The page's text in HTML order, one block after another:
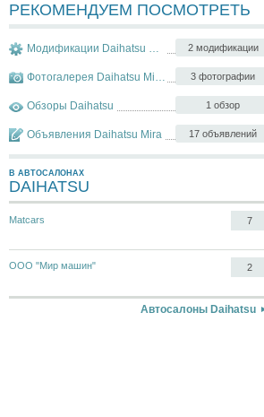
РЕКОМЕНДУЕМ ПОСМОТРЕТЬ
2 модификации
Модификации Daihatsu Mira
3 фотографии
Фотогалерея Daihatsu Mira
1 обзор
Обзоры Daihatsu
17 объявлений
Объявления Daihatsu Mira
В АВТОСАЛОНАХ
DAIHATSU
Matcars 7
ООО "Мир машин" 2
Автосалоны Daihatsu